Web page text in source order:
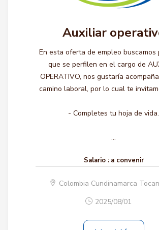
Auxiliar
En esta oferta de empleo buscamos
que se perfilen en el cargo de
OPERATIVO, nos gustaría
camino laboral, por lo cual te
- Completes tu hoja de vida.
...
Salario : a convenir
Colombia Cundinamarca
2025/08/01